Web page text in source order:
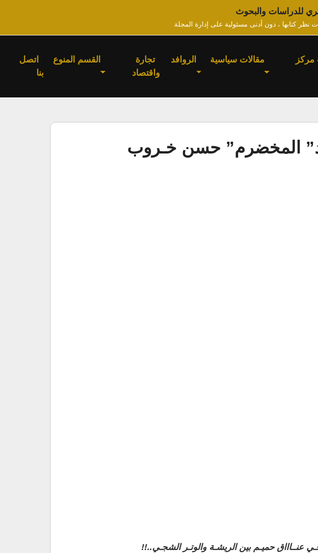
للدراسات والبحوث
نظر كتابها ، دون أدنى مسئولية على إدارة المجلة
مركز
مقالات سياسية الروافد
تجارة
واقتصاد
القسم المنوع
اتصل
بنا
المخضرم” حسن خـروب
حميـم بين الريشـة والوتـر الشجـي..!!